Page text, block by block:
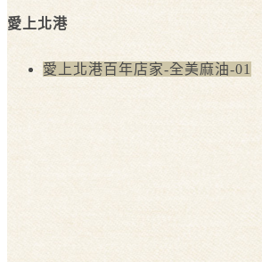
愛上北港
愛上北港百年店家-全美麻油-01